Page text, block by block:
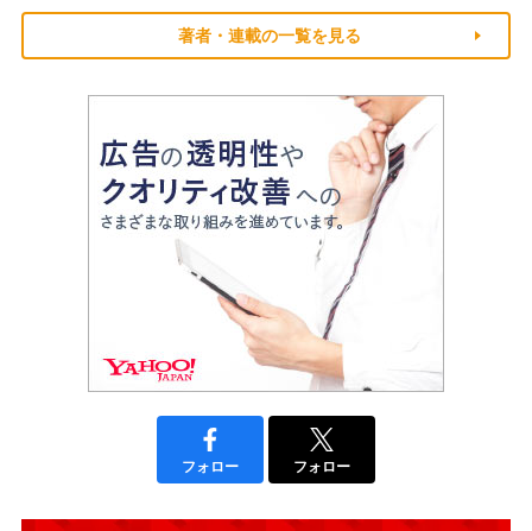
著者・連載の一覧を見る
フォロー フォロー